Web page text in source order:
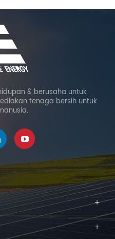
& berusaha untuk
tenaga bersih untuk